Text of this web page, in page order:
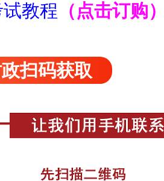
教程 （点击订购
扫码获取